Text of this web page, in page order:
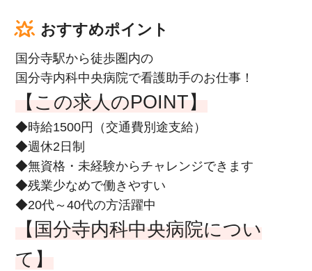
おすすめポイント
国分寺駅から徒歩圏内の
国分寺内科中央病院で看護助手のお仕事！
【この求人のPOINT】
◆時給1500円（交通費別途支給）
◆週休2日制
◆無資格・未経験からチャレンジできます
◆残業少なめで働きやすい
◆20代～40代の方活躍中
【国分寺内科中央病院につい
て】